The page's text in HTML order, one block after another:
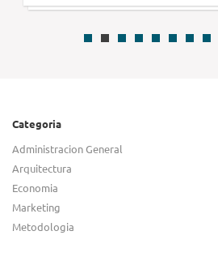
Categoria
Administracion General
Arquitectura
Economia
Marketing
Metodologia